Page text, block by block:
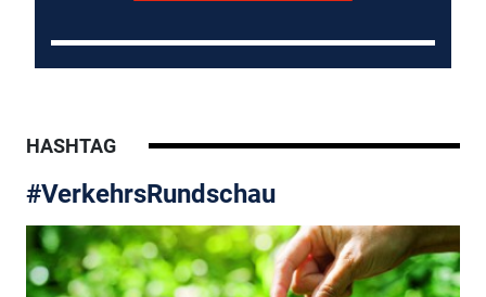
HASHTAG
#VerkehrsRundschau